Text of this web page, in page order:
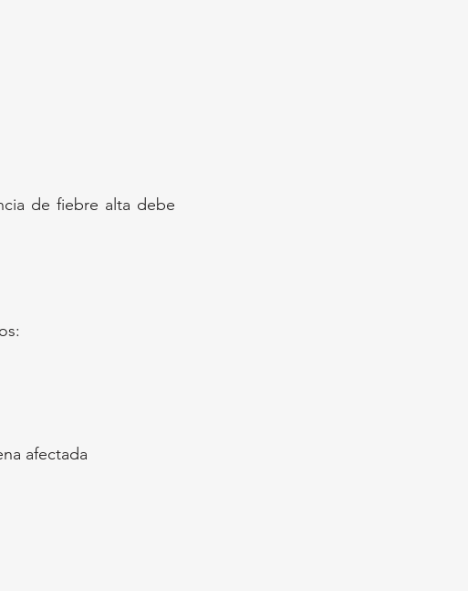
de fiebre alta debe
afectada